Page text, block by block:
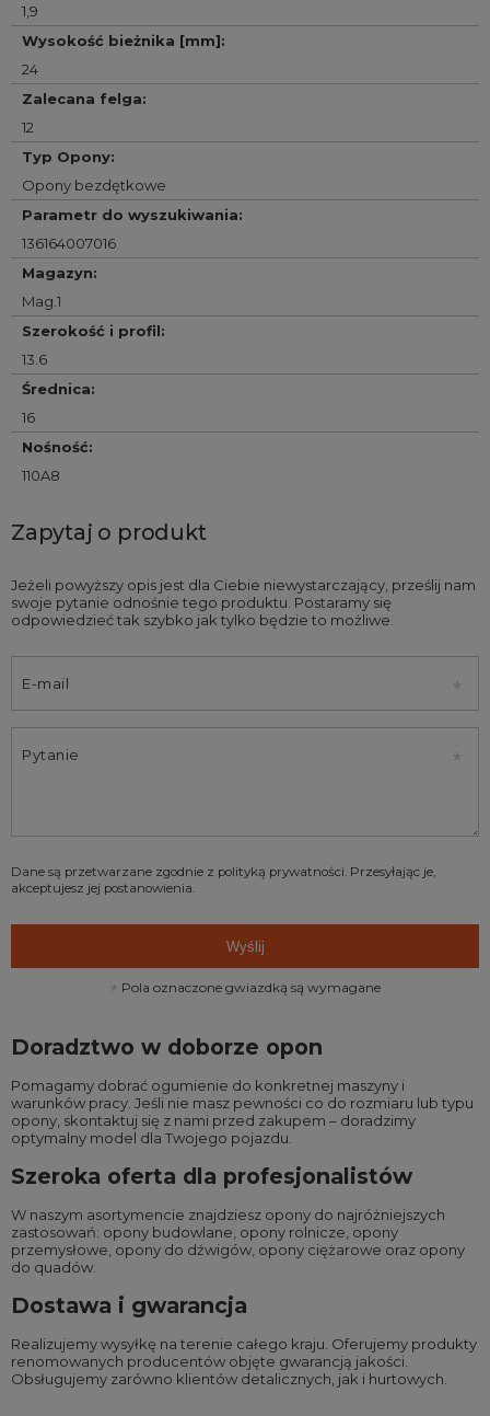
1,9
Wysokość bieżnika [mm]:
24
Zalecana felga:
12
Typ Opony:
Opony bezdętkowe
Parametr do wyszukiwania:
136164007016
Magazyn:
Mag.1
Szerokość i profil:
13.6
Średnica:
16
Nośność:
110A8
Zapytaj o produkt
Jeżeli powyższy opis jest dla Ciebie niewystarczający, prześlij nam
swoje pytanie odnośnie tego produktu. Postaramy się
odpowiedzieć tak szybko jak tylko będzie to możliwe.
E-mail
Pytanie
Dane są przetwarzane zgodnie z polityką prywatności. Przesyłając je,
akceptujesz jej postanowienia.
Wyślij
Pola oznaczone gwiazdką są wymagane
Doradztwo w doborze opon
Pomagamy dobrać ogumienie do konkretnej maszyny i
warunków pracy. Jeśli nie masz pewności co do rozmiaru lub typu
opony, skontaktuj się z nami przed zakupem – doradzimy
optymalny model dla Twojego pojazdu.
Szeroka oferta dla profesjonalistów
W naszym asortymencie znajdziesz opony do najróżniejszych
zastosowań: opony budowlane opony rolnicze opony
przemysłowe opony do dźwigów opony ciężarowe oraz opony
do quadów
Dostawa i gwarancja
Realizujemy wysyłkę na terenie całego kraju. Oferujemy produkty
renomowanych producentów objęte gwarancją jakości.
Obsługujemy zarówno klientów detalicznych, jak i hurtowych.